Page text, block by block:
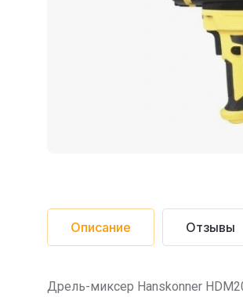
Описание Отзывы
Дрель-миксер Hanskonner